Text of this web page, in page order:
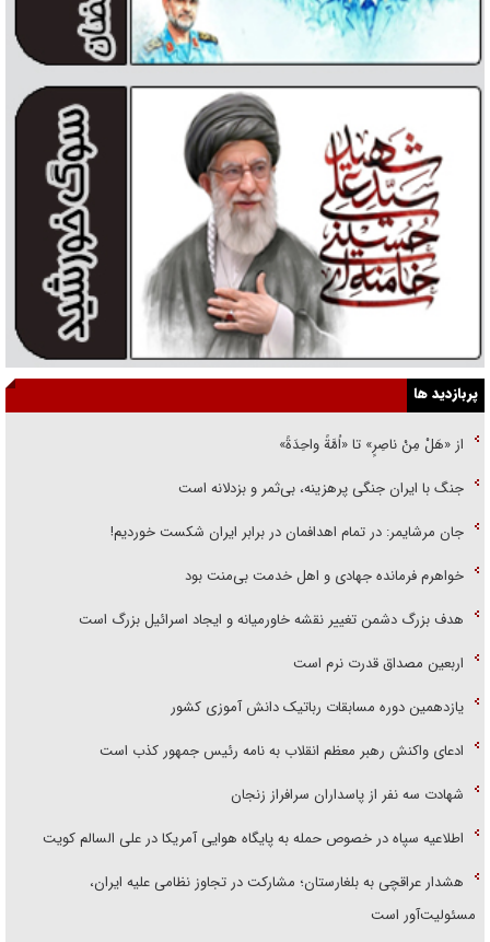
پربازدید ها
از «هَلْ مِنْ ناصِرٍ» تا «اُمَّةً واحِدَةً»
جنگ با ایران جنگی پرهزینه، بی‌ثمر و بزدلانه است
جان مرشایمر: در تمام اهدافمان در برابر ایران شکست خوردیم!
خواهرم فرمانده جهادی و اهل خدمت بی‌منت بود
هدف بزرگ دشمن تغییر نقشه خاورمیانه و ایجاد اسرائیل بزرگ است
اربعین مصداق قدرت نرم است
یازدهمین دوره مسابقات رباتیک دانش آموزی کشور
ادعای واکنش رهبر معظم انقلاب به نامه رئیس جمهور کذب است
شهادت سه نفر از پاسداران سرافراز زنجان
اطلاعیه سپاه در خصوص حمله به پایگاه هوایی آمریکا در علی السالم کویت
هشدار عراقچی به بلغارستان؛ مشارکت در تجاوز نظامی علیه ایران،
مسئولیت‌آور است